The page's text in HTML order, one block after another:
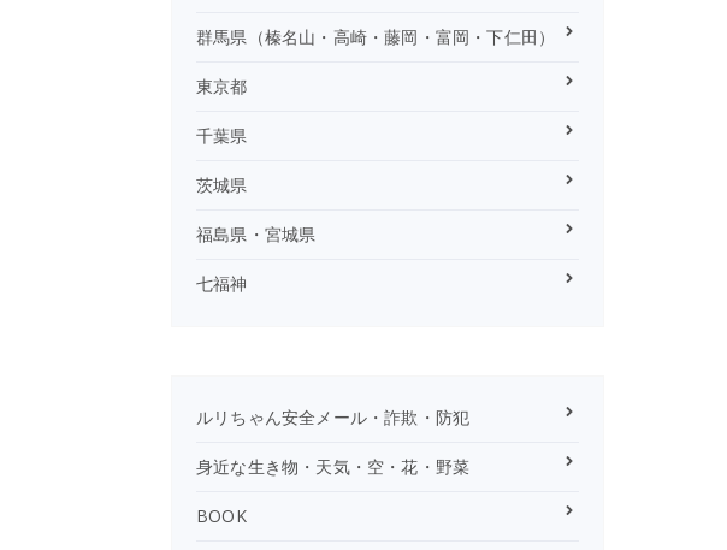
群馬県（榛名山・高崎・藤岡・富岡・下仁田）
東京都
千葉県
茨城県
福島県・宮城県
七福神
ルリちゃん安全メール・詐欺・防犯
身近な生き物・天気・空・花・野菜
BOOK